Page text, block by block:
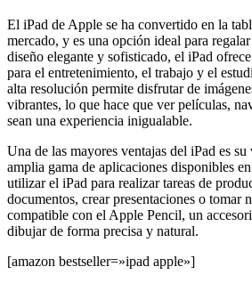
El iPad de Apple se ha convertido en la
mercado, y es una opción ideal para
diseño elegante y sofisticado, el iPad
para el entretenimiento, el trabajo y el
alta resolución permite disfrutar de
vibrantes, lo que hace que ver películas,
sean una experiencia inigualable.
Una de las mayores ventajas del iPad es
amplia gama de aplicaciones disponibles
utilizar el iPad para realizar tareas de
documentos, crear presentaciones o tomar
compatible con el Apple Pencil, un
dibujar de forma precisa y natural.
[amazon bestseller=»ipad apple»]